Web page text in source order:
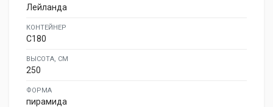
Лейланда
КОНТЕЙНЕР
C180
ВЫСОТА, СМ
250
ФОРМА
пирамида